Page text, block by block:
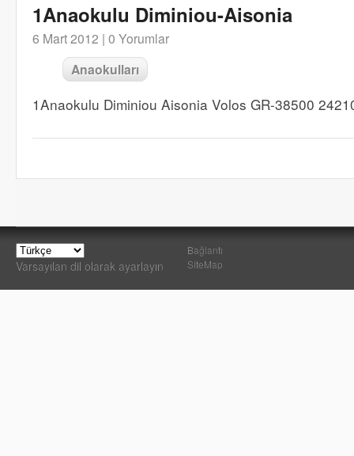
1Anaokulu Diminiou-Aisonia
6 Mart 2012 | 0 Yorumlar
Anaokulları
1Anaokulu Diminiou Aisonia Volos GR-38500
Varsayılan dil olarak ayarlayın
Bağlantı
SiteMap